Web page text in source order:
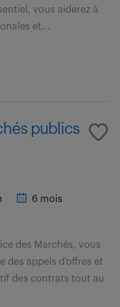
vous aiderez à
et...
publics
6 mois
des Marchés, vous
des appels d'offres et
des contrats tout au